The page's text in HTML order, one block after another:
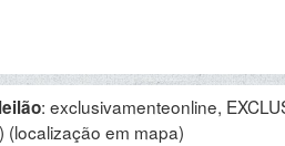
: exclusivamenteonline,
(localização em mapa)